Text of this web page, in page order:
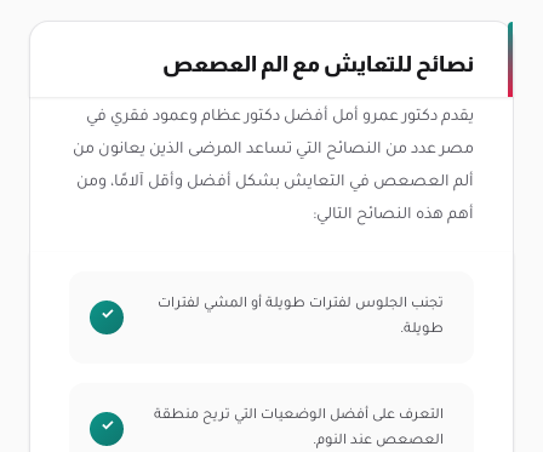
نصائح للتعايش مع الم العصعص
يقدم دكتور عمرو أمل أفضل دكتور عظام وعمود فقري في
مصر عدد من النصائح التي تساعد المرضى الذين يعانون من
ألم العصعص في التعايش بشكل أفضل وأقل آلامًا، ومن
أهم هذه النصائح التالي:
تجنب الجلوس لفترات طويلة أو المشي لفترات
طويلة.
التعرف على أفضل الوضعيات التي تريح منطقة
العصعص عند النوم.